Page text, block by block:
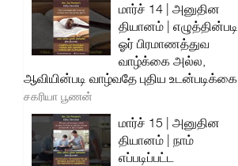
மார்ச் 14 | அனுதின
தியானம் | எழுத்தின்படி
ஓர் பிரமாணத்துவ
வாழ்க்கை அல்ல,
ஆவியின்படி வாழ்வதே புதிய உடன்படிக்கை
சகரியா பூணன்
மார்ச் 15 | அனுதின
தியானம் | நாம்
எப்படிப்பட்ட